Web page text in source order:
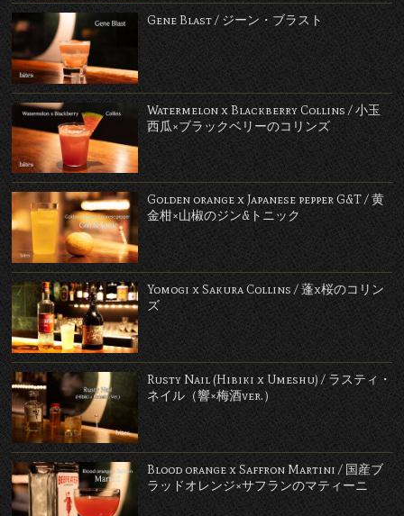
Gene Blast / ジーン・ブラスト
Watermelon x Blackberry Collins / 小玉
西瓜×ブラックベリーのコリンズ
Golden orange x Japanese pepper G&T / 黄
金柑×山椒のジン&トニック
Yomogi x Sakura Collins / 蓬x桜のコリン
ズ
Rusty Nail (Hibiki x Umeshu) / ラスティ・
ネイル（響×梅酒ver.）
Blood orange x Saffron Martini / 国産ブ
ラッドオレンジ×サフランのマティーニ